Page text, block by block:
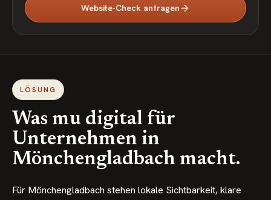
Website-Check anfragen
LÖSUNG
Was mu digital für
Unternehmen in
Mönchengladbach macht.
Für Mönchengladbach stehen lokale Sichtbarkeit, klare